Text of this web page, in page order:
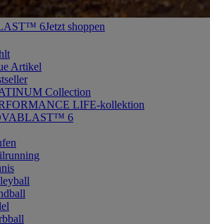
6Jetzt shoppen
Artikel
Collection
LIFE-kollektion
6